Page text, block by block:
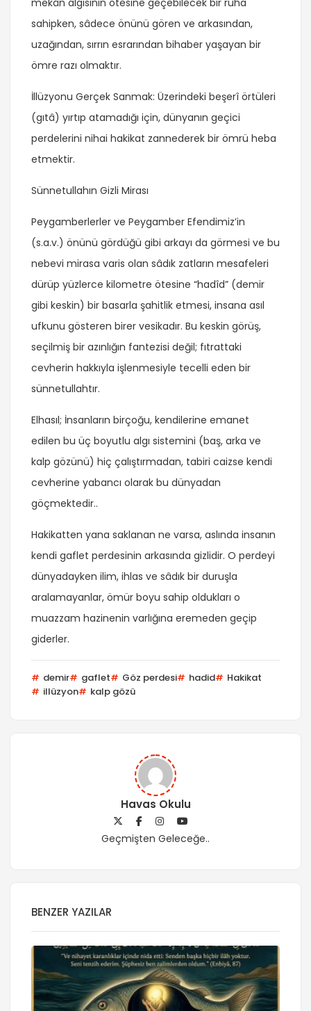
mekân algısının ötesine geçebilecek bir ruha
sahipken, sâdece önünü gören ve arkasından,
uzağından, sırrın esrarından bihaber yaşayan bir
ömre razı olmaktır.
İllüzyonu Gerçek Sanmak: Üzerindeki beşerî örtüleri
(gıtâ) yırtıp atamadığı için, dünyanın geçici
perdelerini nihai hakikat zannederek bir ömrü heba
etmektir.
Sünnetullahın Gizli Mirası
Peygamberlerler ve Peygamber Efendimiz’in
(s.a.v.) önünü gördüğü gibi arkayı da görmesi ve bu
nebevi mirasa varis olan sâdık zatların mesafeleri
dürüp yüzlerce kilometre ötesine “hadîd” (demir
gibi keskin) bir basarla şahitlik etmesi, insana asıl
ufkunu gösteren birer vesikadır. Bu keskin görüş,
seçilmiş bir azınlığın fantezisi değil; fıtrattaki
cevherin hakkıyla işlenmesiyle tecelli eden bir
sünnetullahtır.
Elhasıl; İnsanların birçoğu, kendilerine emanet
edilen bu üç boyutlu algı sistemini (baş, arka ve
kalp gözünü) hiç çalıştırmadan, tabiri caizse kendi
cevherine yabancı olarak bu dünyadan
göçmektedir..
Hakikatten yana saklanan ne varsa, aslında insanın
kendi gaflet perdesinin arkasında gizlidir. O perdeyi
dünyadayken ilim, ihlas ve sâdık bir duruşla
aralamayanlar, ömür boyu sahip oldukları o
muazzam hazinenin varlığına eremeden geçip
giderler.
demir gaflet Göz perdesi hadid
Hakikat
illüzyon
kalp gözü
Havas Okulu
Geçmişten Geleceğe..
BENZER YAZILAR